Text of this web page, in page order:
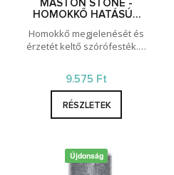
MASTON STONE -
HOMOKKŐ HATÁSÚ…
Homokkő megjelenését és
érzetét keltő szórófesték.…
9.575 Ft
RÉSZLETEK
Újdonság